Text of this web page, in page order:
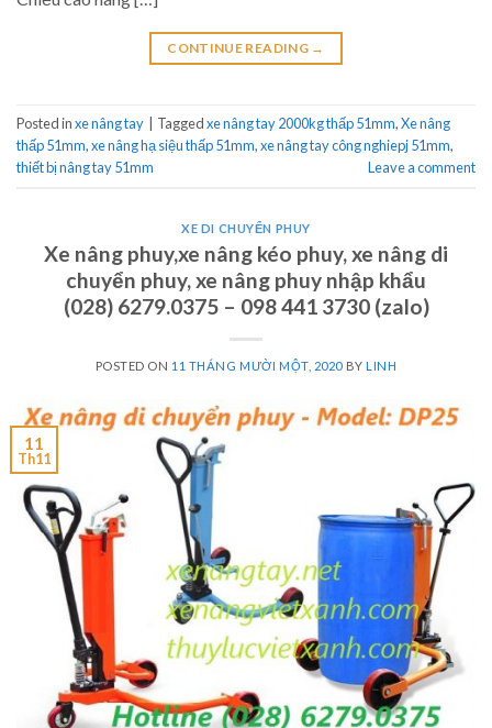
CONTINUE READING →
Posted inxe nâng tay Taggedxe nâng tay 2000kg thấp 51mm,Xe nâng
thấp 51mm,xe nâng hạ siệu thấp 51mm,xe nâng tay công nghiepj 51mm,
thiết bị nâng tay 51mm
Leave a comment
XE DI CHUYỂN PHUY
Xe nâng phuy,xe nâng kéo phuy, xe nâng di
chuyển phuy, xe nâng phuy nhập khẩu
(028) 6279.0375 – 098 441 3730 (zalo)
POSTED ON 11 THÁNG MƯỜI MỘT, 2020 BYLINH
11
Th11